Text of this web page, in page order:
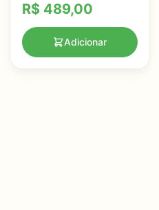
R$ 489,00
Adicionar